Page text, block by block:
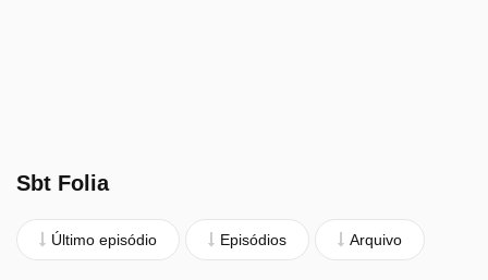
Sbt Folia
Último episódio Episódios Arquivo